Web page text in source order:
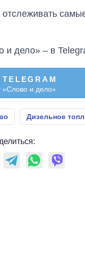
отслеживать
и дело» – в
«Слово и дело»
Дизельное